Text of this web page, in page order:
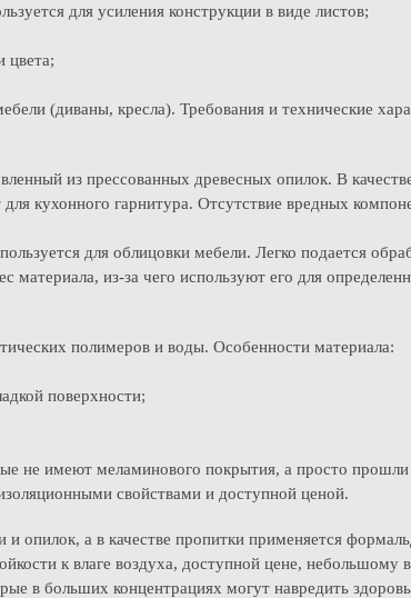
для усиления конструкции в виде листов;
цвета;
(диваны, кресла). Требования и технические
из прессованных древесных опилок. В
кухонного гарнитура. Отсутствие вредных
для облицовки мебели. Легко подается
из-за чего используют его для
полимеров и воды. Особенности материала:
поверхности;
не имеют меламинового покрытия, а просто
свойствами и доступной ценой.
и опилок, а в качестве пропитки применяется
к влаге воздуха, доступной цене,
в больших концентрациях могут навредить